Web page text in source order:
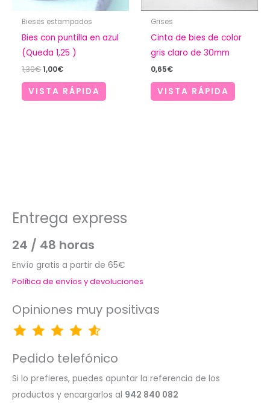
Bieses estampados
Bies con puntilla en azul
(Queda 1,25 )
1,30€El
original
era:
1,00€El
actual
es:
VISTA RÁPIDA
Grises
Cinta de bies de color
gris claro de 30mm
0,65€
VISTA RÁPIDA
Entrega express
24 / 48 horas
Envío gratis a partir de 65€
Política de envíos y devoluciones
Opiniones muy positivas
Pedido telefónico
Si lo prefieres, puedes apuntar la referencia de los
productos y encargarlos al 942 840 082